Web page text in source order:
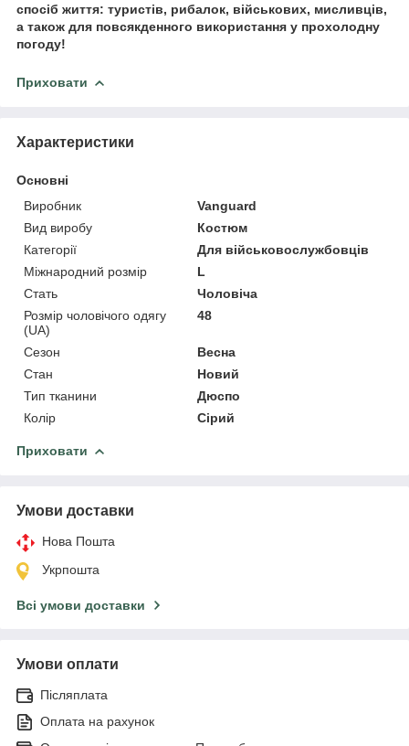
спосіб життя: туристів, рибалок, військових, мисливців,
а також для повсякденного використання у прохолодну
погоду!
Приховати
Характеристики
Основні
Виробник
Vanguard
Вид виробу
Костюм
Категорії
Для військовослужбовців
Міжнародний розмір
L
Стать
Чоловіча
Розмір чоловічого одягу
(UA)
48
Сезон
Весна
Стан
Новий
Тип тканини
Дюспо
Колір
Сірий
Приховати
Умови доставки
Нова Пошта
Укрпошта
Всі умови доставки
Умови оплати
Післяплата
Оплата на рахунок